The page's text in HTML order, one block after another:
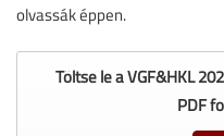
olvassák éppen.
Töltse le a VGF&HKL
PDF